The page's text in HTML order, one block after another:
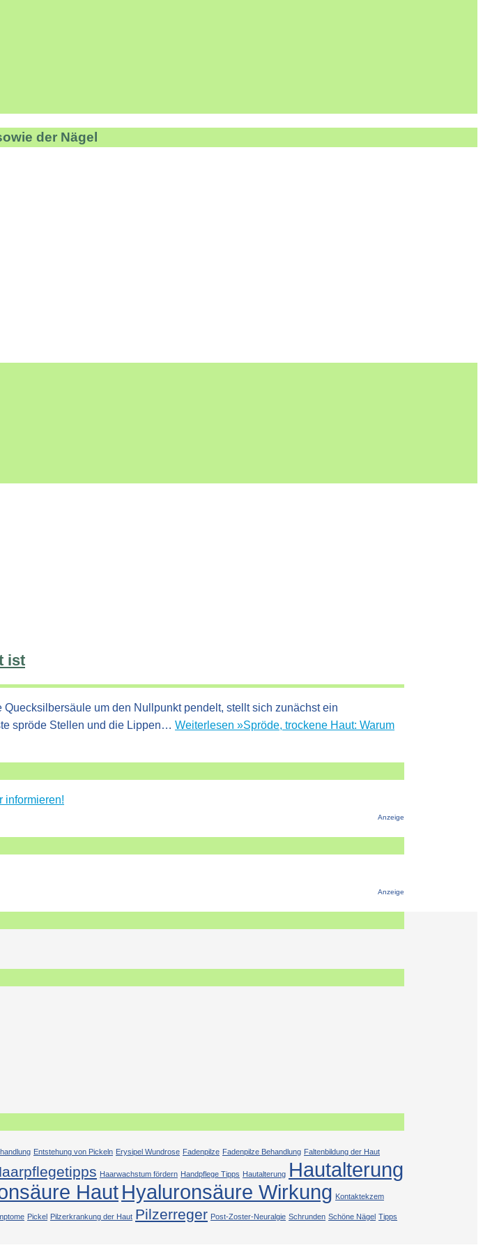
der Nägel
ist
um den Nullpunkt pendelt, stellt sich zunächst ein
spröde Stellen und die Lippen… Weiterlesen »Spröde, trockene Haut: Warum
informieren!
Anzeige
Anzeige
Entstehung von Pickeln Erysipel Wundrose Fadenpilze Fadenpilze Behandlung Faltenbildung der Haut
Haarwachstum fördern Handpflege Tipps Hautalterung Hautalterung
HautHyaluronsäure Wirkung Kontaktekzem
Pickel Pilzerkrankung der Haut Pilzerreger Post-Zoster-Neuralgie Schrunden Schöne Nägel Tipps